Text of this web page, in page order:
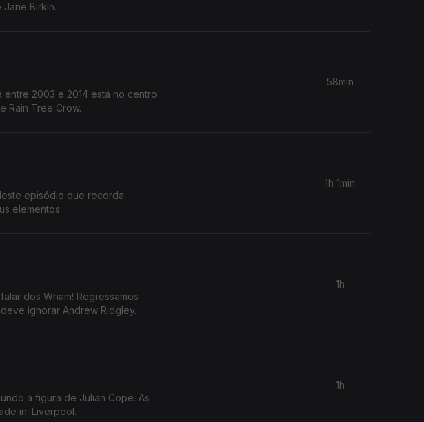
Birkin.
2003 e 2014 está no centro
Rain Tree Crow.
58min
episódio que recorda
elementos.
1h 1min
dos Wham! Regressamos
ignorar Andrew Ridgley.
1h
a figura de Julian Cope. As
in. Liverpool.
1h